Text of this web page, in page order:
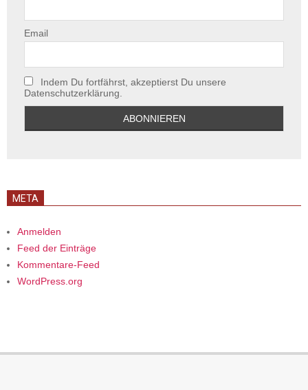
Email
Indem Du fortfährst, akzeptierst Du unsere
Datenschutzerklärung.
META
Anmelden
Feed der Einträge
Kommentare-Feed
WordPress.org